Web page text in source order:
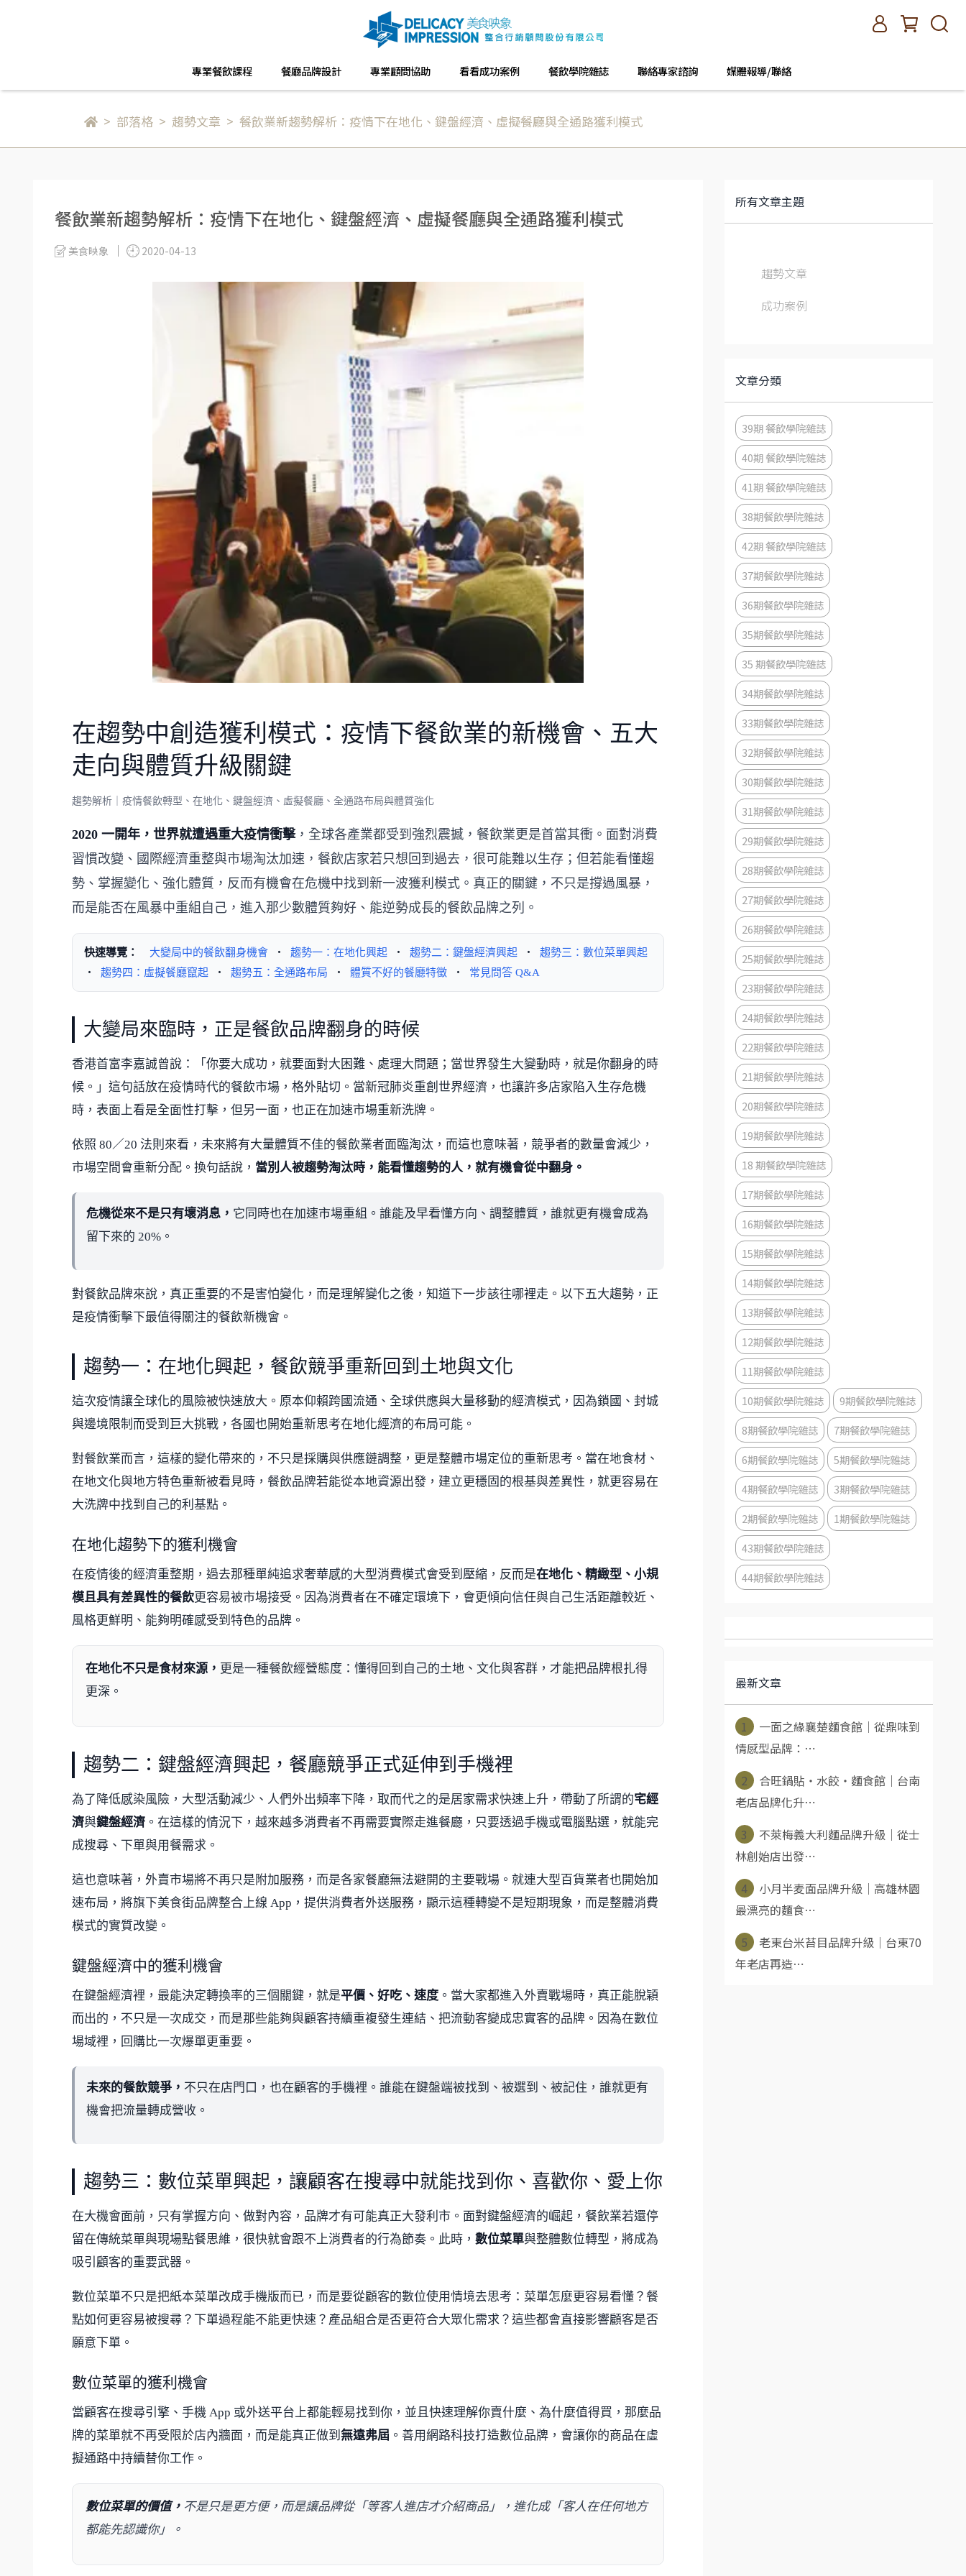
專業餐飲課程 餐廳品牌設計 專業顧問協助 看看成功案例 餐飲學院雜誌 聯絡專家諮詢 媒體報導/聯絡
部落格 趨勢文章 餐飲業新趨勢解析：疫情下在地化、鍵盤經濟、虛擬餐廳與全通路獲利模式
餐飲業新趨勢解析：疫情下在地化、鍵盤經濟、虛擬餐廳與全通路獲利模式
美食映象 2020-04-13
在趨勢中創造獲利模式：疫情下餐飲業的新機會、五大
走向與體質升級關鍵
趨勢解析｜疫情餐飲轉型、在地化、鍵盤經濟、虛擬餐廳、全通路布局與體質強化
2020 一開年，世界就遭遇重大疫情衝擊，全球各產業都受到強烈震撼，餐飲業更是首當其衝。面對消費
習慣改變、國際經濟重整與市場淘汰加速，餐飲店家若只想回到過去，很可能難以生存；但若能看懂趨
勢、掌握變化、強化體質，反而有機會在危機中找到新一波獲利模式。真正的關鍵，不只是撐過風暴，
而是能否在風暴中重組自己，進入那少數體質夠好、能逆勢成長的餐飲品牌之列。
快速導覽： 大變局中的餐飲翻身機會 ・ 趨勢一：在地化興起 ・ 趨勢二：鍵盤經濟興起 ・
趨勢三：數位菜單興起
・
趨勢四：虛擬餐廳竄起 ・ 趨勢五：全通路布局 ・ 體質不好的餐廳特徵 ・ 常見問答 Q&A
大變局來臨時，正是餐飲品牌翻身的時候
香港首富李嘉誠曾說：「你要大成功，就要面對大困難、處理大問題；當世界發生大變動時，就是你翻身的時
候。」這句話放在疫情時代的餐飲市場，格外貼切。當新冠肺炎重創世界經濟，也讓許多店家陷入生存危機
時，表面上看是全面性打擊，但另一面，也正在加速市場重新洗牌。
依照 80／20 法則來看，未來將有大量體質不佳的餐飲業者面臨淘汰，而這也意味著，競爭者的數量會減少，
市場空間會重新分配。換句話說， 當別人被趨勢淘汰時，能看懂趨勢的人，就有機會從中翻身。
危機從來不是只有壞消息， 它同時也在加速市場重組。誰能及早看懂方向、調整體質，誰就更有機會成為
留下來的 20%。
對餐飲品牌來說，真正重要的不是害怕變化，而是理解變化之後，知道下一步該往哪裡走。以下五大趨勢，正
是疫情衝擊下最值得關注的餐飲新機會。
趨勢一：在地化興起，餐飲競爭重新回到土地與文化
這次疫情讓全球化的風險被快速放大。原本仰賴跨國流通、全球供應與大量移動的經濟模式，因為鎖國、封城
與邊境限制而受到巨大挑戰，各國也開始重新思考在地化經濟的布局可能。
對餐飲業而言，這樣的變化帶來的，不只是採購與供應鏈調整，更是整體市場定位的重新思考。當在地食材、
在地文化與地方特色重新被看見時，餐飲品牌若能從本地資源出發，建立更穩固的根基與差異性，就更容易在
大洗牌中找到自己的利基點。
在地化趨勢下的獲利機會
在疫情後的經濟重整期，過去那種單純追求奢華感的大型消費模式會受到壓縮，反而是在地化、精緻型、小規
模且具有差異性的餐飲更容易被市場接受。因為消費者在不確定環境下，會更傾向信任與自己生活距離較近、
風格更鮮明、能夠明確感受到特色的品牌。
在地化不只是食材來源， 更是一種餐飲經營態度：懂得回到自己的土地、文化與客群，才能把品牌根扎得
更深。
趨勢二：鍵盤經濟興起，餐廳競爭正式延伸到手機裡
為了降低感染風險，大型活動減少、人們外出頻率下降，取而代之的是居家需求快速上升，帶動了所謂的宅經
濟與鍵盤經濟 。在這樣的情況下，越來越多消費者不再需要實際走進餐廳，只要透過手機或電腦點選，就能完
成搜尋、下單與用餐需求。
這也意味著，外賣市場將不再只是附加服務，而是各家餐廳無法避開的主要戰場。就連大型百貨業者也開始加
速布局，將旗下美食街品牌整合上線 App，提供消費者外送服務，顯示這種轉變不是短期現象，而是整體消費
模式的實質改變。
鍵盤經濟中的獲利機會
在鍵盤經濟裡，最能決定轉換率的三個關鍵，就是平價、好吃、速度 。當大家都進入外賣戰場時，真正能脫穎
而出的，不只是一次成交，而是那些能夠與顧客持續重複發生連結、把流動客變成忠實客的品牌。因為在數位
場域裡，回購比一次爆單更重要。
未來的餐飲競爭， 不只在店門口，也在顧客的手機裡。誰能在鍵盤端被找到、被選到、被記住，誰就更有
機會把流量轉成營收。
趨勢三：數位菜單興起，讓顧客在搜尋中就能找到你、喜歡你、愛上你
在大機會面前，只有掌握方向、做對內容，品牌才有可能真正大發利市。面對鍵盤經濟的崛起，餐飲業若還停
留在傳統菜單與現場點餐思維，很快就會跟不上消費者的行為節奏。此時， 數位菜單與整體數位轉型，將成為
吸引顧客的重要武器。
數位菜單不只是把紙本菜單改成手機版而已，而是要從顧客的數位使用情境去思考：菜單怎麼更容易看懂？餐
點如何更容易被搜尋？下單過程能不能更快速？產品組合是否更符合大眾化需求？這些都會直接影響顧客是否
願意下單。
數位菜單的獲利機會
當顧客在搜尋引擎、手機 App 或外送平台上都能輕易找到你，並且快速理解你賣什麼、為什麼值得買，那麼品
牌的菜單就不再受限於店內牆面，而是能真正做到 無遠弗屆 。善用網路科技打造數位品牌，會讓你的商品在虛
擬通路中持續替你工作。
數位菜單的價值， 不是只是更方便，而是讓品牌從「等客人進店才介紹商品」，進化成「客人在任何地方
都能先認識你」。
所有文章主題
趨勢文章
成功案例
文章分類
39期 餐飲學院雜誌
40期 餐飲學院雜誌
41期 餐飲學院雜誌
38期餐飲學院雜誌
42期 餐飲學院雜誌
37期餐飲學院雜誌
36期餐飲學院雜誌
35期餐飲學院雜誌
35 期餐飲學院雜誌
34期餐飲學院雜誌
33期餐飲學院雜誌
32期餐飲學院雜誌
30期餐飲學院雜誌
31期餐飲學院雜誌
29期餐飲學院雜誌
28期餐飲學院雜誌
27期餐飲學院雜誌
26期餐飲學院雜誌
25期餐飲學院雜誌
23期餐飲學院雜誌
24期餐飲學院雜誌
22期餐飲學院雜誌
21期餐飲學院雜誌
20期餐飲學院雜誌
19期餐飲學院雜誌
18 期餐飲學院雜誌
17期餐飲學院雜誌
16期餐飲學院雜誌
15期餐飲學院雜誌
14期餐飲學院雜誌
13期餐飲學院雜誌
12期餐飲學院雜誌
11期餐飲學院雜誌
10期餐飲學院雜誌
9期餐飲學院雜誌
8期餐飲學院雜誌
7期餐飲學院雜誌
6期餐飲學院雜誌
5期餐飲學院雜誌
4期餐飲學院雜誌
3期餐飲學院雜誌
2期餐飲學院雜誌
1期餐飲學院雜誌
43期餐飲學院雜誌
44期餐飲學院雜誌
最新文章
1
一面之緣襄楚麵食館｜從鼎味到
情感型品牌：⋯
2
合旺鍋貼・水餃・麵食館｜台南
老店品牌化升⋯
3
不萊梅義大利麵品牌升級｜從士
林創始店出發⋯
4
小月半麦面品牌升級｜高雄林園
最漂亮的麵食⋯
5
老東台米苔目品牌升級｜台東70
年老店再造⋯